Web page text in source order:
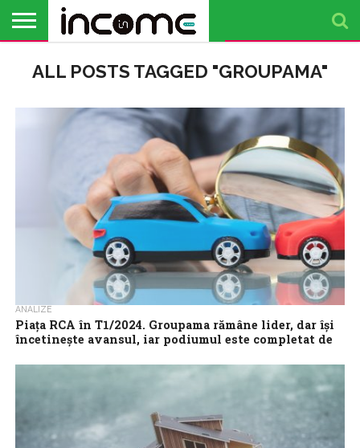
PROFIL DE
ANTREPRENOR
BUSINESS
ANALIZE
OPINII
FINANȚE
PERSONALE
TIMP
LIBER
ALL POSTS TAGGED "GROUPAMA"
ANALIZE
Piaţa RCA în T1/2024. Groupama rămâne lider, dar îşi
încetineşte avansul, iar podiumul este completat de
Piaţa asigurărilor RCA, care reprezintă aproape ju­mă­tate din
întreaga piaţă a asigurărilor din Ro­mâ­nia, a încheiat primul